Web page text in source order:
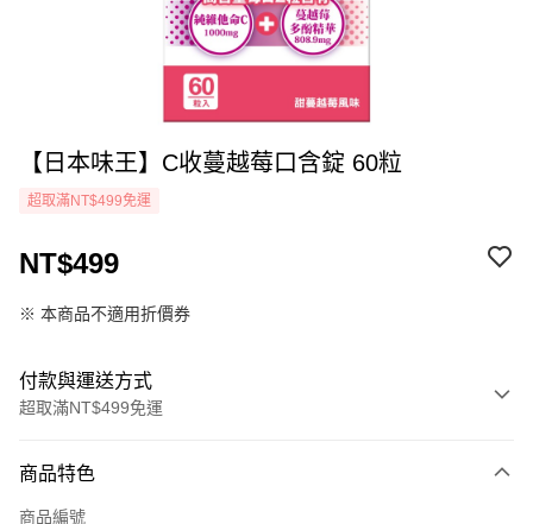
【日本味王】C收蔓越莓口含錠 60粒
超取滿NT$499免運
NT$499
※ 本商品不適用折價券
付款與運送方式
超取滿NT$499免運
icash Pay
商品特色
商品編號